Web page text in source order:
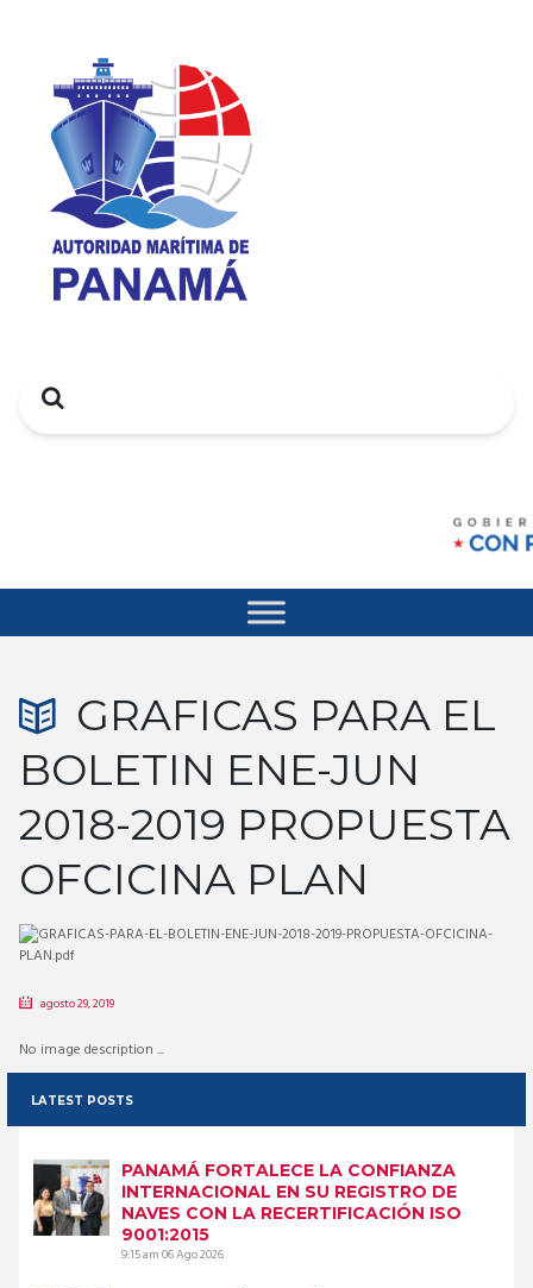
Search
GRAFICAS PARA EL
BOLETIN ENE-JUN
2018-2019 PROPUESTA
OFCICINA PLAN
agosto 29, 2019
No image description ...
LATEST POSTS
PANAMÁ FORTALECE LA CONFIANZA
INTERNACIONAL EN SU REGISTRO DE
NAVES CON LA RECERTIFICACIÓN ISO
9001:2015
9:15 am06 Ago 2026